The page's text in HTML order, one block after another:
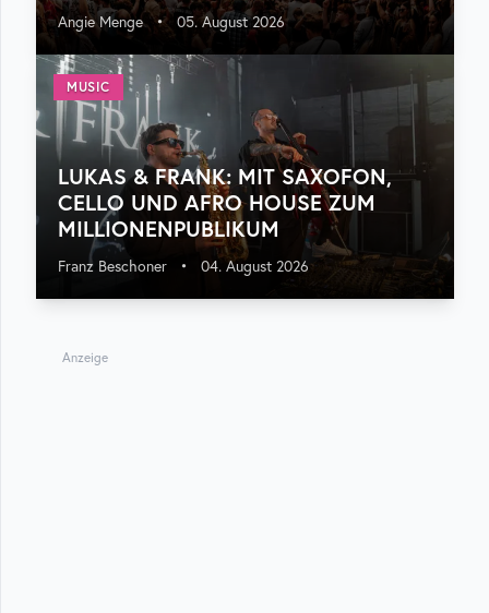
Angie Menge • 05. August 2026
MUSIC
LUKAS & FRANK: MIT SAXOFON,
CELLO UND AFRO HOUSE ZUM
MILLIONENPUBLIKUM
Franz Beschoner • 04. August 2026
Anzeige